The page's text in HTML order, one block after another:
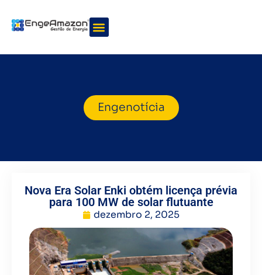
Engenotícia
Nova Era Solar Enki obtém licença prévia
para 100 MW de solar flutuante
dezembro 2, 2025